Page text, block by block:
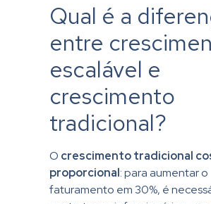
Qual é a
entre
escalável e
crescimento
tradicional?
O crescimento tradicional
proporcional: para aumentar o
faturamento em 30%, é